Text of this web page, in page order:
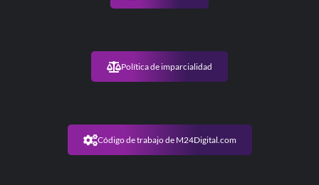
Política de imparcialidad
Código de trabajo de M24Digital.com